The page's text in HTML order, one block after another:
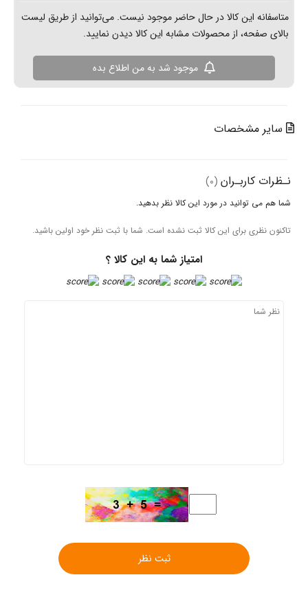
کالا در حال حاضر موجود نیست. می‌توانید از طریق لیست
از محصولات مشابه این کالا دیدن نمایید.
موجود شد به من اطلاع بده
(0)
در مورد این کالا نظر بدهید.
این کالا ثبت نشده است. شما با ثبت نظر خود اولین باشید.
امتیاز شما به این کالا ؟